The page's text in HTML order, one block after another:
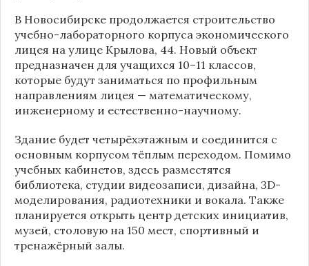
В Новосибирске продолжается строительство
учебно-лабораторного корпуса экономического
лицея на улице Крылова, 44. Новый объект
предназначен для учащихся 10–11 классов,
которые будут заниматься по профильным
направлениям лицея — математическому,
инженерному и естественно-научному.
Здание будет четырёхэтажным и соединится с
основным корпусом тёплым переходом. Помимо
учебных кабинетов, здесь разместятся
библиотека, студии видеозаписи, дизайна, 3D-
моделирования, радиотехники и вокала. Также
планируется открыть центр детских инициатив,
музей, столовую на 150 мест, спортивный и
тренажёрный залы.